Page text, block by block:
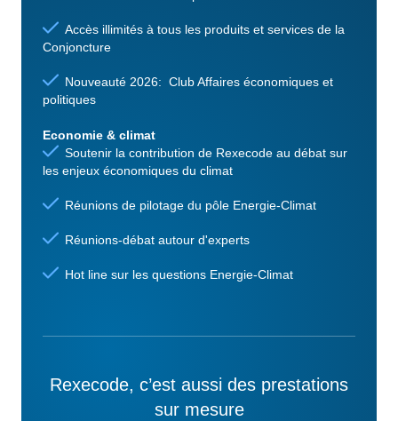
Accès illimités à tous les produits et services de la
Conjoncture
Nouveauté 2026: Club Affaires économiques et
politiques
Economie & climat
Soutenir la contribution de Rexecode au débat sur
les enjeux économiques du climat
Réunions de pilotage du pôle Energie-Climat
Réunions-débat autour d'experts
Hot line sur les questions Energie-Climat
Rexecode, c’est aussi des prestations
sur mesure